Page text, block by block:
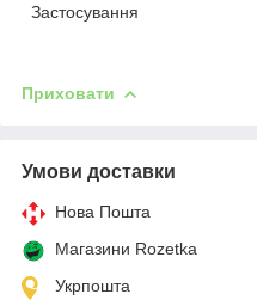
Застосування
Приховати
Умови доставки
Нова Пошта
Магазини Rozetka
Укрпошта